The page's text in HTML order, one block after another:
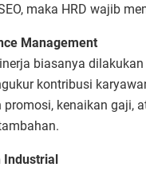
maka HRD wajib
Management
biasanya
kontribusi
promosi, kenaikan gaji,
Industrial